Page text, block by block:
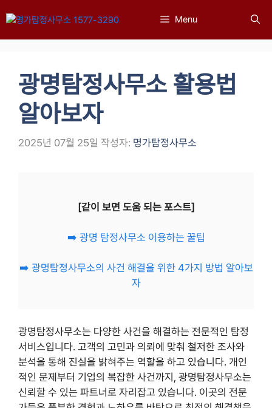
텐
츠
Menu
광명탐정사무소 활용법
알아보자
2025년 07월 25일 작성자: 명가탐정사무소
[같이 보면 도움 되는 포스트]
➡️ 광명 탐정사무소 이용하는 꿀팁
➡️ 광명탐정사무소의 사건 해결을 위한 4가지 방법 알아보
자
광명탐정사무소는 다양한 사건을 해결하는 전문적인 탐정
서비스입니다. 고객의 고민과 의뢰에 맞춰 철저한 조사와
분석을 통해 진실을 밝혀주는 역할을 하고 있습니다. 개인
적인 문제부터 기업의 복잡한 사건까지, 광명탐정사무소는
신뢰할 수 있는 파트너로 자리잡고 있습니다. 이곳의 전문